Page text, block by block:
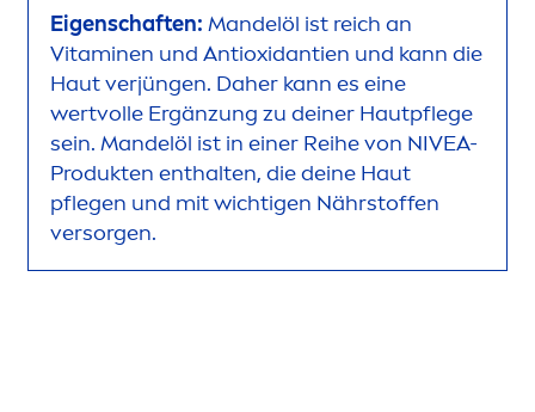
Eigenschaften: Mandelöl ist reich an
Vitaminen und Antioxidantien und kann die
Haut verjüngen. Daher kann es eine
wertvolle Ergänzung zu deiner Hautpflege
sein. Mandelöl ist in einer Reihe von NIVEA-
Produkten enthalten, die deine Haut
pflegen und mit wichtigen Nährstoffen
versorgen.